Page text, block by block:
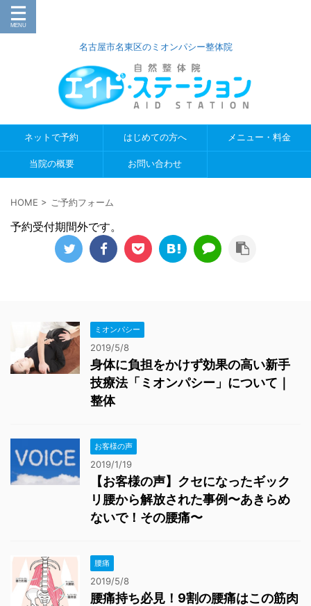
名古屋市名東区のミオンパシー整体院
ネットで予約 はじめての方へ メニュー・料金
当院の概要 お問い合わせ
HOME > ご予約フォーム
予約受付期間外です。
ミオンパシー
2019/5/8
身体に負担をかけず効果の高い新手
技療法「ミオンパシー」について｜
整体
お客様の声
2019/1/19
【お客様の声】クセになったギック
リ腰から解放された事例〜あきらめ
ないで！その腰痛〜
腰痛
2019/5/8
腰痛持ち必見！9割の腰痛はこの筋肉